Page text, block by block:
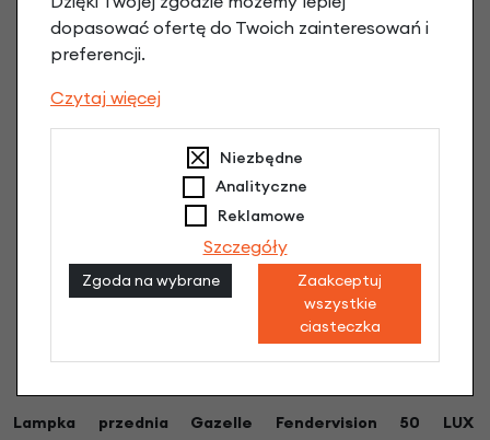
Lampka przednia Gazelle Fendervision 50 LUX
dopasować ofertę do Twoich zainteresowań i
preferencji.
Czytaj więcej
Niezbędne
Analityczne
Reklamowe
Szczegóły
Zgoda na wybrane
Zaakceptuj
wszystkie
ciasteczka